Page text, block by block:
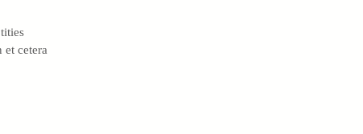
et cetera